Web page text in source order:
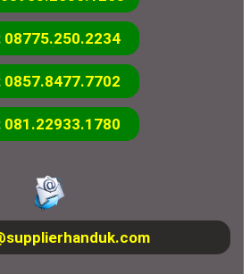
08775.250.2234
0857.8477.7702
081.22933.1780